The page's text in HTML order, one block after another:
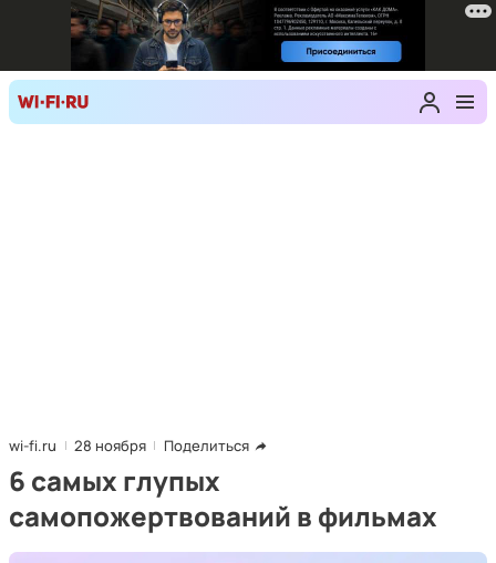
wi-fi.ru 28 ноября Поделиться
6 самых глупых
самопожертвований в фильмах